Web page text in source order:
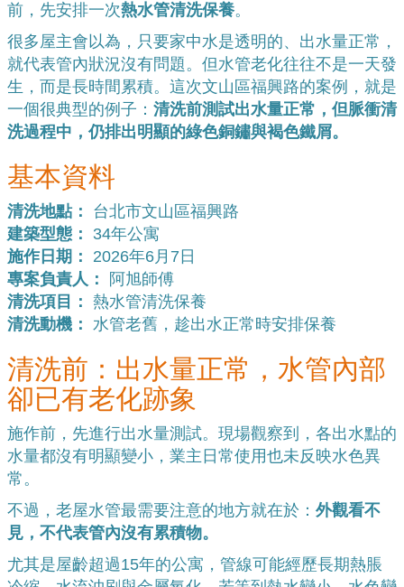
前，先安排一次熱水管清洗保養。
很多屋主會以為，只要家中水是透明的、出水量正常，
就代表管內狀況沒有問題。但水管老化往往不是一天發
生，而是長時間累積。這次文山區福興路的案例，就是
一個很典型的例子： 清洗前測試出水量正常，但脈衝清
洗過程中，仍排出明顯的綠色銅鏽與褐色鐵屑。
基本資料
清洗地點：
台北市文山區福興路
建築型態：
34年公寓
施作日期：
2026年6月7日
專案負責人：
阿旭師傅
清洗項目： 熱水管清洗保養
清洗動機： 水管老舊，趁出水正常時安排保養
清洗前：出水量正常，水管內部
卻已有老化跡象
施作前，先進行出水量測試。現場觀察到，各出水點的
水量都沒有明顯變小，業主日常使用也未反映水色異
常。
不過，老屋水管最需要注意的地方就在於： 外觀看不
見，不代表管內沒有累積物。
尤其是屋齡超過15年的公寓，管線可能經歷長期熱脹